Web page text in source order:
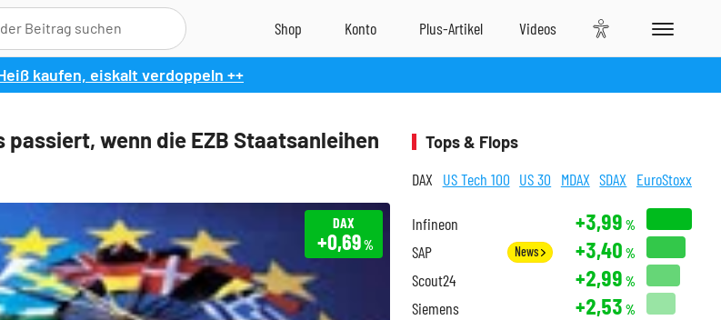
kaufen, eiskalt verdoppeln ++
passiert, wenn die EZB Staatsanleihen
DAX
+0,69%
Tops & Flops
DAX US Tech 100 US 30 MDAX SDAX EuroStoxx
Infineon +3,99 %
SAP News +3,40 %
Scout24 +2,99 %
Siemens +2,53 %